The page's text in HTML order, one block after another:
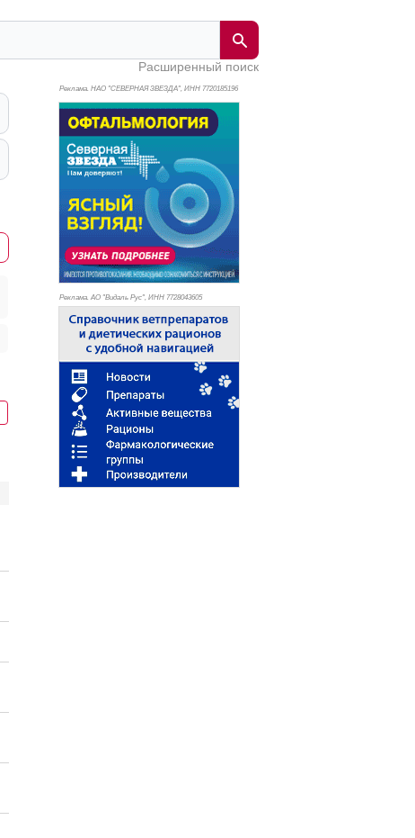
Расширенный поиск
Реклама. НАО "СЕВЕРНАЯ ЗВЕЗДА", ИНН 7720185196
Реклама. АО "Видаль Рус", ИНН 7728043605